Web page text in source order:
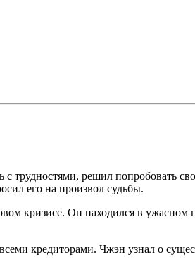
решил попробовать
его на произвол судьбы.
кризисе. Он находился в
кредиторами. Чжэн узнал о